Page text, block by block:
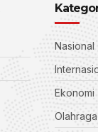
Nasional
Ekonomi
Olahraga